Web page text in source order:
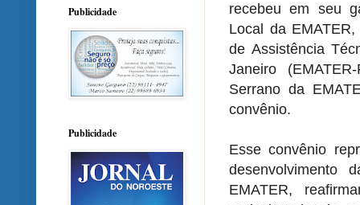
recebeu em seu
Local da
de Assistência
Janeiro
Serrano da
convênio.
Esse convênio
EMATER,
Publicidade
Publicidade